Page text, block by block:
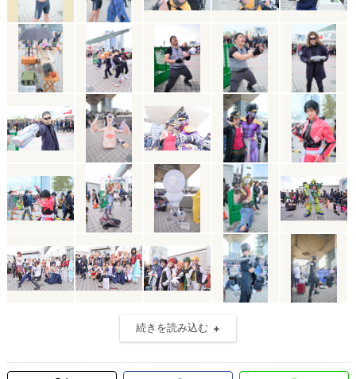
続きを読み込む